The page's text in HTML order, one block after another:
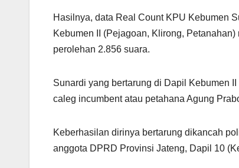
Hasilnya, data Real Count KPU Kebumen
Kebumen II (Pejagoan, Klirong,
perolehan 2.856 suara.
Sunardi yang bertarung di Dapil Kebumen
caleg incumbent atau petahana Agung
Keberhasilan dirinya bertarung dikancah
anggota DPRD Provinsi Jateng, Dapil 10